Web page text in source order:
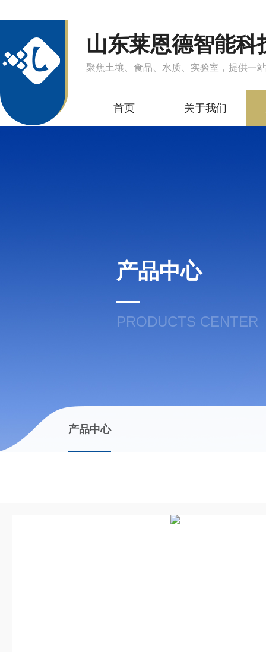
山东莱恩德智能科
聚焦土壤、食品、水质、实验室，提供一
首页 关于我们
产品中心
PRODUCTS CENTER
产品中心